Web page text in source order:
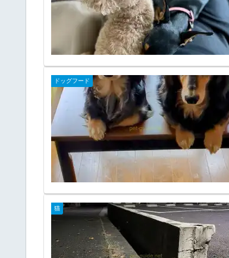
ドッグフード
猫